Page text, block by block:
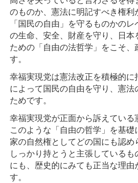
のものか、憲法に明記すべき権
「国民の自由」を守るものかの
の生命、安全、財産を守り、日本
ための「自由の法哲学」をこそ
す。
幸福実現党は憲法改正を積極的
によって国民の自由を守り、憲法
ためです。
幸福実現党が正面から訴えている
このような「自由の哲学」を基
家の自然権としてどの国にも認
しっかり持とうと主張している
にも、歴史的にみても正当な理
す。